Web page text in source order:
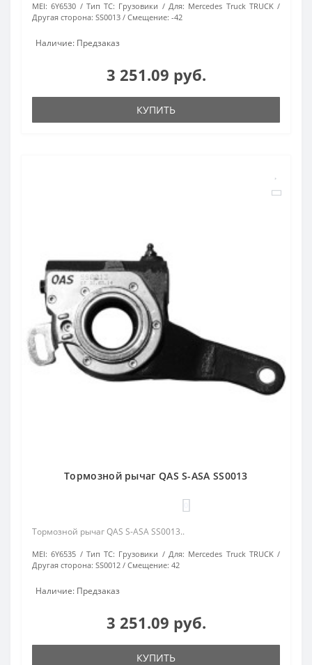
MEI: 6Y6530 Тип ТС: Грузовики Для: Mercedes Truck TRUCK
Другая сторона: SS0013 Смещение: -42
Наличие: Предзаказ
3 251.09 руб.
КУПИТЬ
Тормозной рычаг QAS S-ASA SS0013
Тормозной рычаг QAS S-ASA SS0013..
MEI: 6Y6535 Тип ТС: Грузовики Для: Mercedes Truck TRUCK
Другая сторона: SS0012 Смещение: 42
Наличие: Предзаказ
3 251.09 руб.
КУПИТЬ